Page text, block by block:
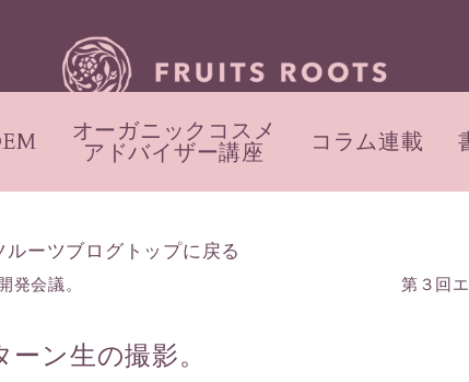
オーガニックコスメ
アドバイザー講座 コラム連載
ルーツブログトップに戻る
発会議。 第３回
ーン生の撮影。